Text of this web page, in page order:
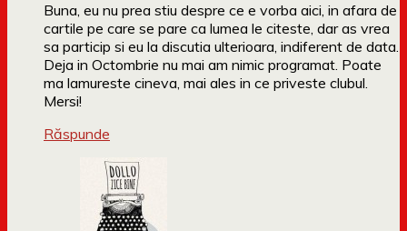
Buna, eu nu prea stiu despre ce e vorba aici, in afara de
cartile pe care se pare ca lumea le citeste, dar as vrea
sa particip si eu la discutia ulterioara, indiferent de data.
Deja in Octombrie nu mai am nimic programat. Poate
ma lamureste cineva, mai ales in ce priveste clubul.
Mersi!
Răspunde